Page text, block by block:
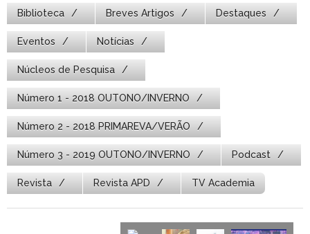
Biblioteca Breves Artigos Destaques
Eventos Notícias
Núcleos de Pesquisa
Número 1 - 2018 OUTONO/INVERNO
Número 2 - 2018 PRIMAREVA/VERÃO
Número 3 - 2019 OUTONO/INVERNO Podcast
Revista Revista APD TV Academia